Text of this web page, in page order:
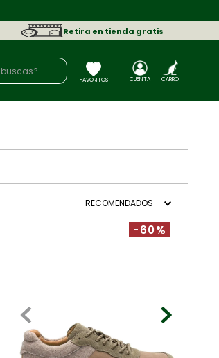
Retira en tienda gratis
RECOMENDADOS
-60%